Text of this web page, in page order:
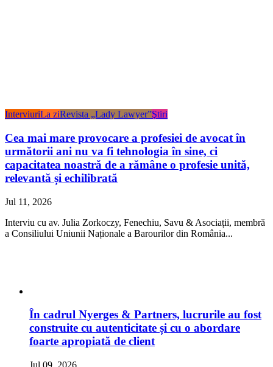
InterviuriLa ziRevista „Lady Lawyer”Ştiri
Cea mai mare provocare a profesiei de avocat în
următorii ani nu va fi tehnologia în sine, ci
capacitatea noastră de a rămâne o profesie unită,
relevantă și echilibrată
Jul 11, 2026
Interviu cu av. Julia Zorkoczy, Fenechiu, Savu & Asociații, membră
a Consiliului Uniunii Naționale a Barourilor din România...
În cadrul Nyerges & Partners, lucrurile au fost
construite cu autenticitate și cu o abordare
foarte apropiată de client
Jul 09, 2026